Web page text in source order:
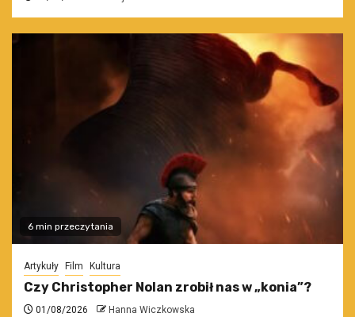
6 min przeczytania
Artykuły Film Kultura
Czy Christopher Nolan zrobił nas w „konia”?
01/08/2026 Hanna Wiczkowska